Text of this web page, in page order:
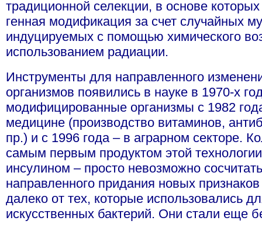
традиционной селекции, в основе
генная модификация за счет случайных
индуцируемых с помощью химического
использованием радиации.
Инструменты для направленного
организмов появились в науке в 1970-х
модифицированные организмы с 1982
медицине (производство витаминов,
пр.) и с 1996 года – в аграрном секторе.
самым первым продуктом этой
инсулином – просто невозможно
направленного придания новых
далеко от тех, которые использовались
искусственных бактерий. Они стали еще